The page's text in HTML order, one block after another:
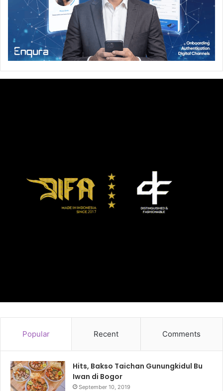
Popular Recent Comments
Hits, Bakso Taichan Gunungkidul Bu
Iwan di Bogor
September 10, 2019